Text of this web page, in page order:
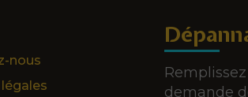
nous
demande